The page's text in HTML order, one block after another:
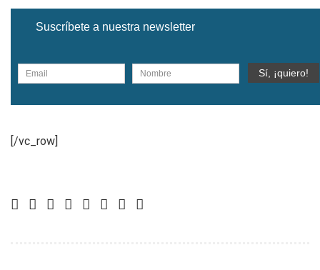
Suscríbete a nuestra newsletter
[/vc_row]